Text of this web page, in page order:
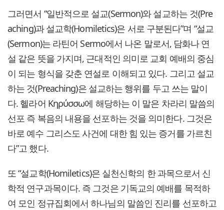
그러면서 “일반적으로 설교(Sermon)와 설교하는 것(Pre
aching)과 설교학(Homiletics)은 서로 구분된다”며 “설교
(Sermon)는 라틴어 Sermo에서 나온 말로서, 담화나 연
설 같은 뜻을 가지며, 근대적인 의미로 교회 예배의 중심
이 되는 형식을 갖춘 연설로 이해되고 있다. 그리고 설교
하는 것(Preaching)은 설교하는 행위를 두고 쓰는 말이
다. 헬라어 Κηρύσσω에 해당하는 이 말은 차라리 말씀의
선포 즉 복음의 내용을 선포하는 것을 의미한다. 그것은
바로 예수 그리스도 사건에 대한 힘 있는 증거를 가르친
다”고 했다.
또 “설교학(Homiletics)은 실천신학의 한 과목으로서 신
학적 연구과목이다. 즉 그것은 기독교의 예배를 목적하
여 모인 정규집회에서 하나님의 말씀인 진리를 선포하고